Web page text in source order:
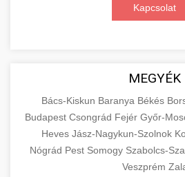
Kapcsolat
MEGYÉK
Bács-Kiskun Baranya Békés
Budapest Csongrád Fejér Győr-
Heves Jász-Nagykun-Szolnok
Nógrád Pest Somogy Szabolcs-
Veszprém